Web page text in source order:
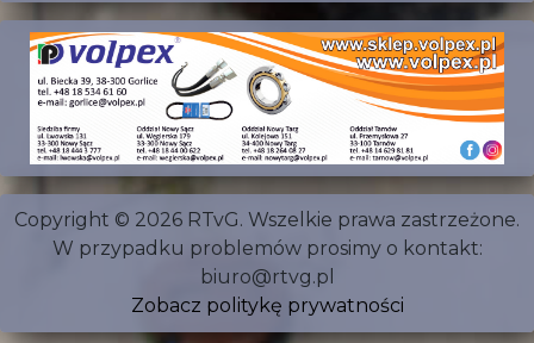
Copyright © 2026 RTvG. Wszelkie prawa zastrzeżone.
W przypadku problemów prosimy o kontakt:
biuro@rtvg.pl
Zobacz politykę prywatności